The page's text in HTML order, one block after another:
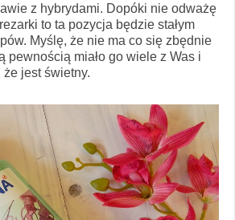
z hybrydami. Dopóki nie odważę
to ta pozycja będzie stałym
Myślę, że nie ma co się zbędnie
pewnością miało go wiele z Was i
jest świetny.